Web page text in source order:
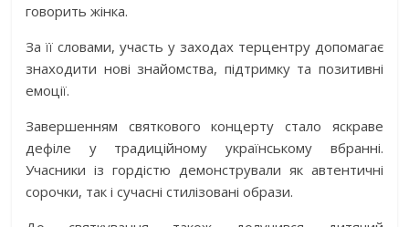
говорить жінка.
За її словами, участь у заходах терцентру допомагає
знаходити нові знайомства, підтримку та позитивні
емоції.
Завершенням святкового концерту стало яскраве
дефіле у традиційному українському вбранні.
Учасники із гордістю демонстрували як автентичні
сорочки, так і сучасні стилізовані образи.